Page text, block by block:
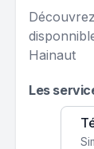
Hainaut
Les